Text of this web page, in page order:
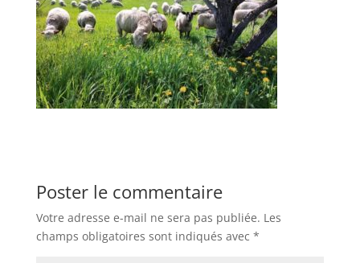
Poster le commentaire
Votre adresse e-mail ne sera pas publiée. Les
champs obligatoires sont indiqués avec *